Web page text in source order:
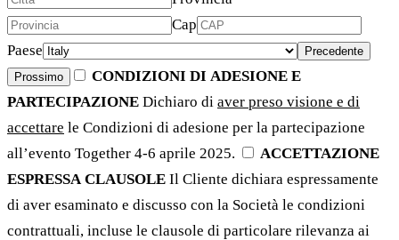
Cap
Paese
Precedente
Prossimo
CONDIZIONI DI ADESIONE E
PARTECIPAZIONE Dichiaro di aver preso visione e di
accettare le Condizioni di adesione per la partecipazione
all’evento Together 4-6 aprile 2025.
ACCETTAZIONE
ESPRESSA CLAUSOLE
di aver esaminato e discusso con la Società le condizioni
contrattuali, incluse le clausole di particolare rilevanza ai